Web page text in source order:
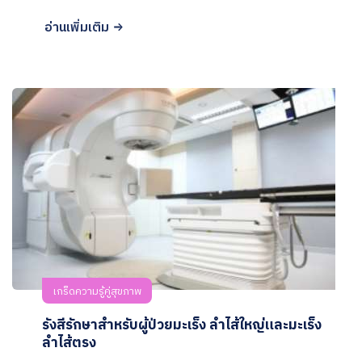
อ่านเพิ่มเติม
เกร็ดความรู้คู่สุขภาพ
รังสีรักษาสำหรับผู้ป่วยมะเร็ง ลำไส้ใหญ่และมะเร็ง
ลำไส้ตรง